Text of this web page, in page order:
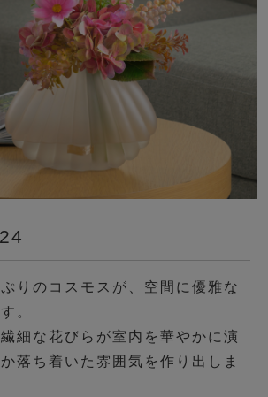
りのコスモスが、空間に優雅な
。
細な花びらが室内を華やかに演
落ち着いた雰囲気を作り出しま